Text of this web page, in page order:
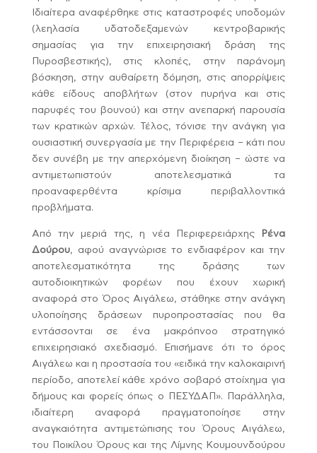
Ιδιαίτερα αναφέρθηκε στις καταστροφές υποδομών
(λεηλασία υδατοδεξαμενών κεντροβαρικής
σημασίας για την επιχειρησιακή δράση της
Πυροσβεστικής), στις κλοπές, στην παράνομη
βόσκηση, στην αυθαίρετη δόμηση, στις απορρίψεις
κάθε είδους αποβλήτων (στον πυρήνα και στις
παρυφές του βουνού) και στην ανεπαρκή παρουσία
των κρατικών αρχών. Τέλος, τόνισε την ανάγκη για
ουσιαστική συνεργασία με την Περιφέρεια – κάτι που
δεν συνέβη με την απερχόμενη διοίκηση – ώστε να
αντιμετωπιστούν αποτελεσματικά τα
προαναφερθέντα κρίσιμα περιβαλλοντικά
προβλήματα.
Από την μεριά της, η νέα Περιφερειάρχης
Ρένα
Δούρου, αφού αναγνώρισε το ενδιαφέρον και την
αποτελεσματικότητα της δράσης των
αυτοδιοικητικών φορέων που έχουν χωρική
αναφορά στο Όρος Αιγάλεω, στάθηκε στην ανάγκη
υλοποίησης δράσεων πυροπροστασίας που θα
εντάσσονται σε ένα μακρόπνοο στρατηγικό
επιχειρησιακό σχεδιασμό. Επισήμανε ότι το όρος
Αιγάλεω και η προστασία του «ειδικά την καλοκαιρινή
περίοδο, αποτελεί κάθε χρόνο σοβαρό στοίχημα για
δήμους και φορείς όπως ο ΠΕΣΥΔΑΠ». Παράλληλα,
ιδιαίτερη αναφορά πραγματοποίησε στην
αναγκαιότητα αντιμετώπισης του Όρους Αιγάλεω,
του Ποικίλου Όρους και της Λίμνης Κουμουνδούρου